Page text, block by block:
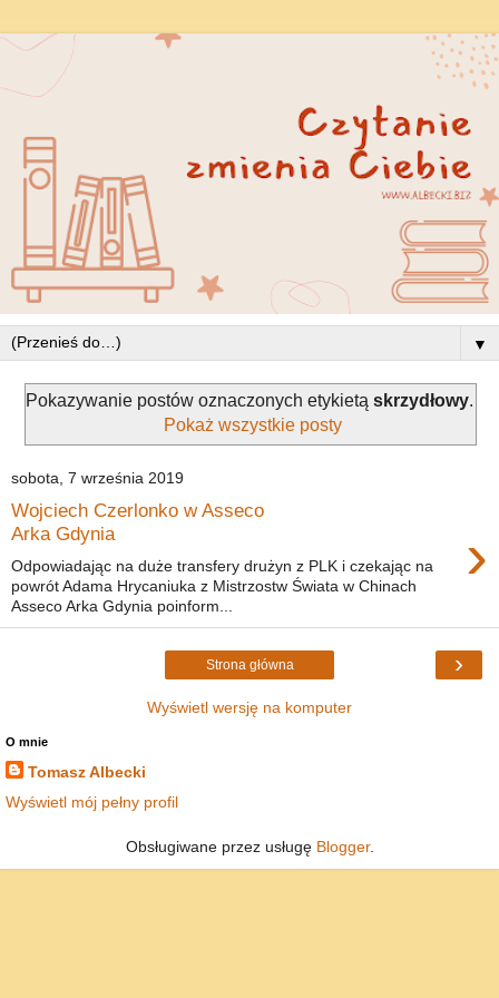
▼
Pokazywanie postów oznaczonych etykietą skrzydłowy.
Pokaż wszystkie posty
sobota, 7 września 2019
Wojciech Czerlonko w Asseco
Arka Gdynia
›
Odpowiadając na duże transfery drużyn z PLK i czekając na
powrót Adama Hrycaniuka z Mistrzostw Świata w Chinach
Asseco Arka Gdynia poinform...
›
Strona główna
Wyświetl wersję na komputer
O mnie
Tomasz Albecki
Wyświetl mój pełny profil
Obsługiwane przez usługę Blogger.